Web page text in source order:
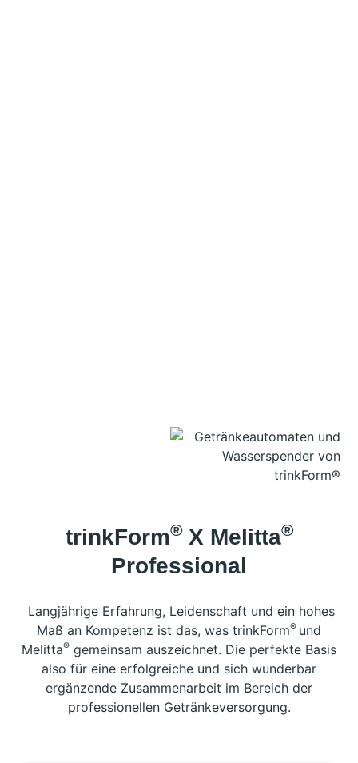
trinkForm®X Melitta®
Professional
Langjährige Erfahrung, Leidenschaft und ein hohes
Maß an Kompetenz ist das, was trinkForm® und
Melitta® gemeinsam auszeichnet. Die perfekte Basis
also für eine erfolgreiche und sich wunderbar
ergänzende Zusammenarbeit im Bereich der
professionellen Getränkeversorgung.